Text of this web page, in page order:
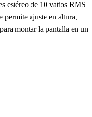
estéreo de 10 vatios RMS
permite ajuste en altura,
montar la pantalla en un